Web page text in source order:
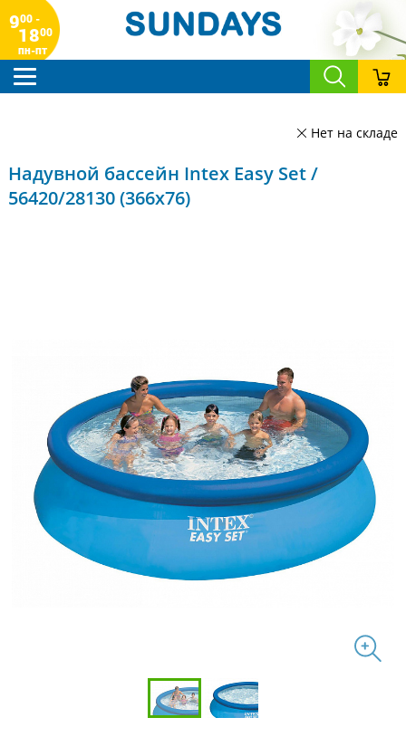
900 -
1800
пн-пт
Нет на складе
Надувной бассейн Intex Easy Set /
56420/28130 (366x76)